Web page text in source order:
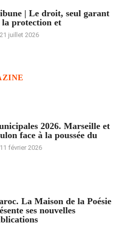
| Le droit, seul garant
la protection et
21 juillet 2026
2026. Marseille et
face à la poussée du
11 février 2026
La Maison de la Poésie
ses nouvelles